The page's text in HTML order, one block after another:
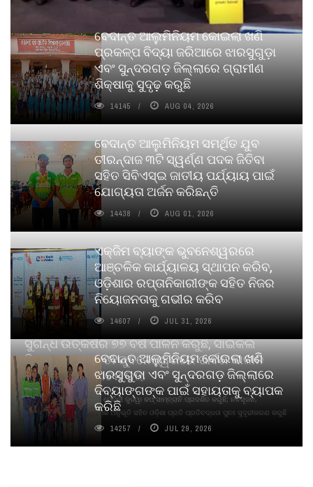
ସୁଗନ୍ଧ ଉତ୍କର୍ଷର ୭୭ ବର୍ଷ ପାଳନ କରୁଛି, ସାଇକଲ
ପିୟୋର୍‌ ଅଗରବତୀ ଭୁବନେଶ୍ୱରରେ ପାର୍ବଣ କାଳୀନ
ନବସୃଜନ ଉନ୍ମୋଚନ କଲା
ବାଉଁଶ ବିହୀନ କଠିନ ଧୂପ ଏବଂ ମେଦିନୀ ଜୁଡୱା କପ୍‌ ସାମ୍ବ୍ରାନି ପ୍ରଦର୍ଶିତ କରୁଛି; ନବସୃଜନ,
ଦୀର୍ଘସ୍ଥାୟିତା ଏବଂ ଆଧ୍ୟାତ୍ମିକ ଅନୁଭୂତି ସହିତ ଓଡ଼ିଶା ପ୍ରତି ପ୍ରତିବଦ୍ଧତା ପୁନଃ ସୁଦୃଢୀକରଣ କରୁଛି
ବେଦାନ୍ତ ଆଲୁମିନିୟମ କୋଇଲା ଖଣି
ପ୍ରକଳ୍ପ ବିଦ୍ୟା ଜରିଆରେ ଝାରସୁଗୁଡ଼ା
ଏବଂ ସୁନ୍ଦରଗଡ଼ ଜିଲ୍ଲାରେ ଗ୍ରାମୀଣ
ଶିକ୍ଷାକୁ ସୁଦୃଢ଼ କରୁଛି
14145 AUG 04, 2026
ବେଦାନ୍ତ ଆଲୁମିନିୟମ ସମର୍ଥିତ ଯୁବ
ତୀରନ୍ଦାଜ ୩ଟି ସ୍ୱର୍ଣ୍ଣ ପଦକ ଜିତିବା
ସହିତ ସିବିଏସ୍ଇ ଜାତୀୟ ପର୍ଯ୍ୟାୟ ପାଇଁ
ଯୋଗ୍ୟତା ଅର୍ଜନ କରିଛନ୍ତି
14438 AUG 01, 2026
ଏକ୍ଜିମ ବ୍ୟାଙ୍କ ଭୁବନେଶ୍ୱରରେ
ଆଞ୍ଚଳିକ କାର୍ଯ୍ୟାଳୟ ସ୍ଥାପନ କରିବ,
ଓଡ଼ିଶାର ରପ୍ତାନିକାରୀଙ୍କ ସହିତ ନିଜର
ନିୟୋଜନତାକୁ ଗଭୀର କରିବ
14607 JUL 31, 2026
ବେଦାନ୍ତ ଆଲୁମିନିୟମ କୋଇଲା ଖଣି
ଝାରସୁଗୁଡା ଏବଂ ସୁନ୍ଦରଗଡ଼ ଜିଲ୍ଲାରେ
ଦିବ୍ୟାଙ୍ଗଙ୍କ ପାଇଁ ସହାୟତାକୁ ବ୍ୟାପକ
କରିଛି
14257 JUL 29, 2026